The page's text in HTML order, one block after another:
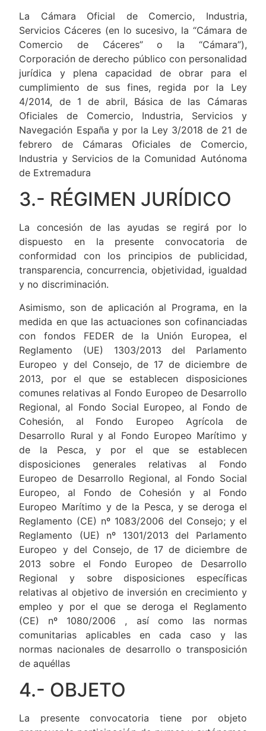
La Cámara Oficial de Comercio, Industria,
Servicios Cáceres (en lo sucesivo, la “Cámara de
Comercio de Cáceres” o la “Cámara”),
Corporación de derecho público con personalidad
jurídica y plena capacidad de obrar para el
cumplimiento de sus fines, regida por la Ley
4/2014, de 1 de abril, Básica de las Cámaras
Oficiales de Comercio, Industria, Servicios y
Navegación España y por la Ley 3/2018 de 21 de
febrero de Cámaras Oficiales de Comercio,
Industria y Servicios de la Comunidad Autónoma
de Extremadura
3.- RÉGIMEN JURÍDICO
La concesión de las ayudas se regirá por lo
dispuesto en la presente convocatoria de
conformidad con los principios de publicidad,
transparencia, concurrencia, objetividad, igualdad
y no discriminación.
Asimismo, son de aplicación al Programa, en la
medida en que las actuaciones son cofinanciadas
con fondos FEDER de la Unión Europea, el
Reglamento (UE) 1303/2013 del Parlamento
Europeo y del Consejo, de 17 de diciembre de
2013, por el que se establecen disposiciones
comunes relativas al Fondo Europeo de Desarrollo
Regional, al Fondo Social Europeo, al Fondo de
Cohesión, al Fondo Europeo Agrícola de
Desarrollo Rural y al Fondo Europeo Marítimo y
de la Pesca, y por el que se establecen
disposiciones generales relativas al Fondo
Europeo de Desarrollo Regional, al Fondo Social
Europeo, al Fondo de Cohesión y al Fondo
Europeo Marítimo y de la Pesca, y se deroga el
Reglamento (CE) nº 1083/2006 del Consejo; y el
Reglamento (UE) nº 1301/2013 del Parlamento
Europeo y del Consejo, de 17 de diciembre de
2013 sobre el Fondo Europeo de Desarrollo
Regional y sobre disposiciones específicas
relativas al objetivo de inversión en crecimiento y
empleo y por el que se deroga el Reglamento
(CE) nº 1080/2006 , así como las normas
comunitarias aplicables en cada caso y las
normas nacionales de desarrollo o transposición
de aquéllas
4.- OBJETO
La presente convocatoria tiene por objeto